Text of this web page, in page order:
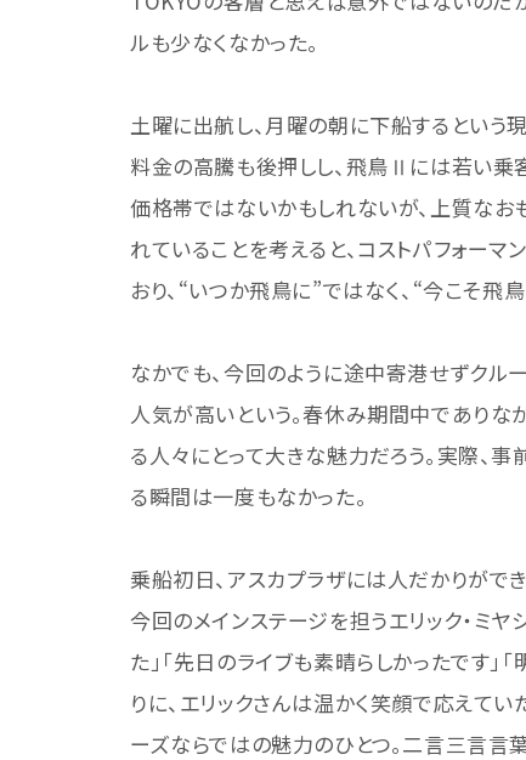
ルも少なくなかった。
土曜に出航し、月曜の朝に下船するという
料金の高騰も後押しし、飛鳥Ⅱには若い乗
価格帯ではないかもしれないが、上質なお
れていることを考えると、コストパフォー
おり、“いつか飛鳥に”ではなく、“今こそ飛
なかでも、今回のように途中寄港せずクル
人気が高いという。春休み期間中であり
る人々にとって大きな魅力だろう。実際、
る瞬間は一度もなかった。
乗船初日、アスカプラザには人だかりがで
今回のメインステージを担うエリック・ミ
た」「先日のライブも素晴らしかったです
りに、エリックさんは温かく笑顔で応えて
ーズならではの魅力のひとつ。二言三言言